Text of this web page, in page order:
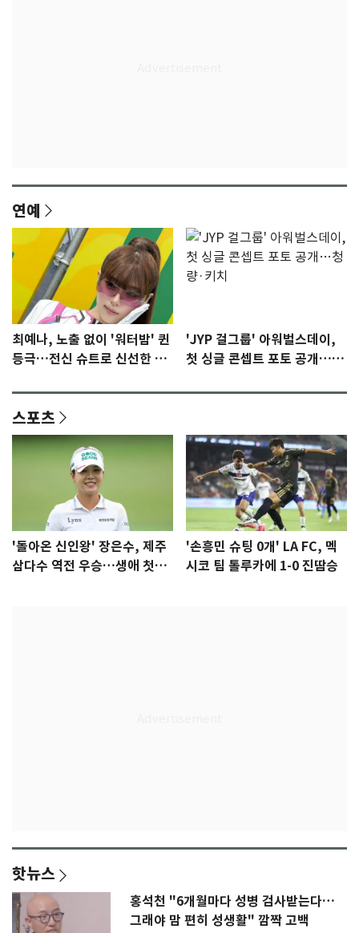
연예
최예나, 노출 없이 '워터밤' 퀸
등극…전신 슈트로 신선한 충
'JYP 걸그룹' 아워벌스데이,
첫 싱글 콘셉트 포토 공개…청
스포츠
'돌아온 신인왕' 장은수, 제주
삼다수 역전 우승…생애 첫승
'손흥민 슈팅 0개' LA FC, 멕
시코 팀 톨루카에 1-0 진땀승
핫뉴스
홍석천 "6개월마다 성병 검사받는다…
그래야 맘 편히 성생활" 깜짝 고백